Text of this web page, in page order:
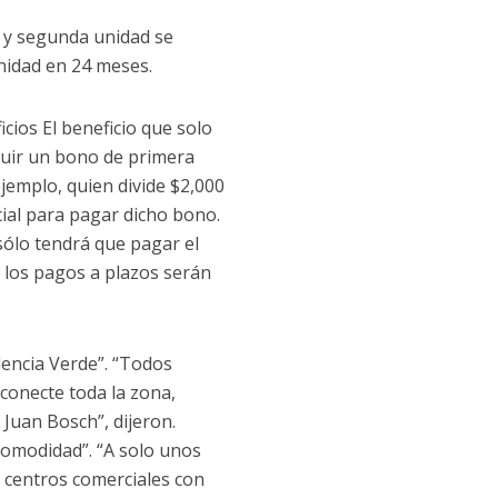
segunda unidad se
en 24 meses.
El beneficio que solo
un bono de primera
quien divide $2,000
para pagar dicho bono.
tendrá que pagar el
pagos a plazos serán
Verde”. “Todos
toda la zona,
Bosch”, dijeron.
“A solo unos
comerciales con